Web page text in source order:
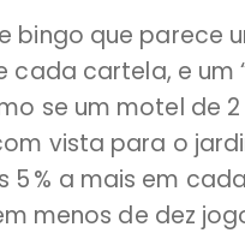
bingo que parece
cartela, e um
se um motel de
vista para o
5 % a mais em
menos de dez